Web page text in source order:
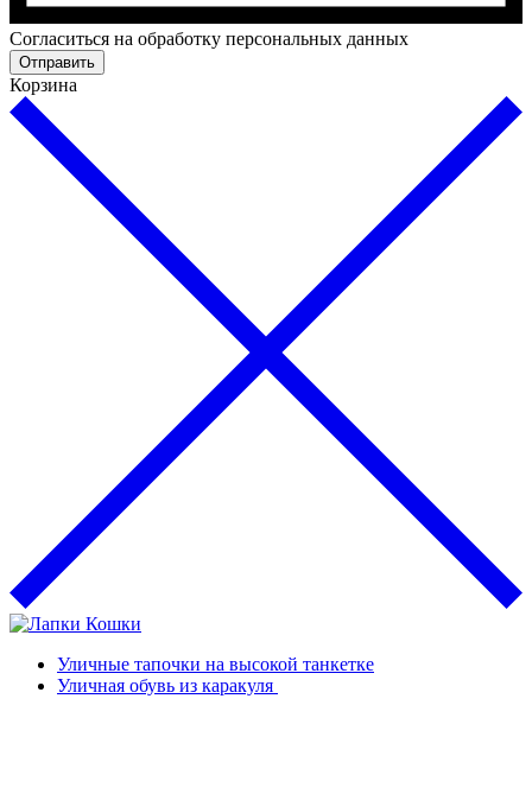
Cогласиться на обработку персональных данных
Отправить
Корзина
Уличные тапочки на высокой танкетке
Уличная обувь из каракуля